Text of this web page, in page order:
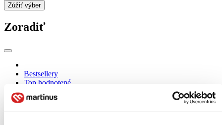
Zúžiť výber
Zoradiť
Bestsellery
Top hodnotené
Najdrahšie